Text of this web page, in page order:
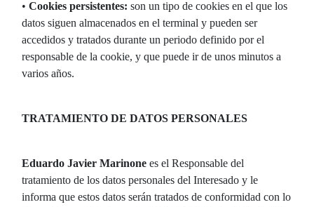
• Cookies persistentes: son un tipo de cookies en el que los
datos siguen almacenados en el terminal y pueden ser
accedidos y tratados durante un periodo definido por el
responsable de la cookie, y que puede ir de unos minutos a
varios años.
TRATAMIENTO DE DATOS PERSONALES
Eduardo Javier Marinone es el Responsable del
tratamiento de los datos personales del Interesado y le
informa que estos datos serán tratados de conformidad con lo